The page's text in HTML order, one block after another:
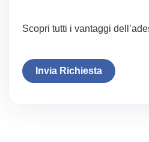
Scopri tutti i vantaggi
Invia Richiesta